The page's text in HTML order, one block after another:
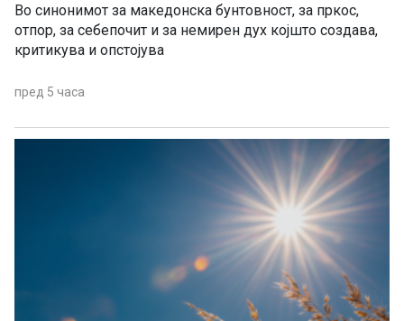
Во синонимот за македонска бунтовност, за пркос,
отпор, за себепочит и за немирен дух којшто создава,
критикува и опстојува
пред 5 часа